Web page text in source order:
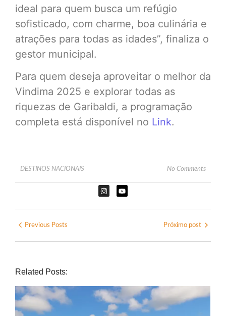
ideal para quem busca um refúgio
sofisticado, com charme, boa culinária e
atrações para todas as idades”, finaliza o
gestor municipal.
Para quem deseja aproveitar o melhor da
Vindima 2025 e explorar todas as
riquezas de Garibaldi, a programação
completa está disponível no Link.
DESTINOS NACIONAIS No Comments
Previous Posts Próximo post
Related Posts: